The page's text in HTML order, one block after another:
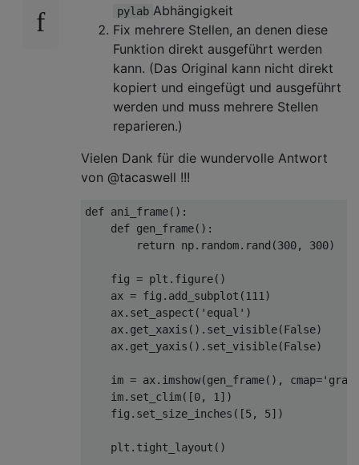
pylab Abhängigkeit
Fix mehrere Stellen, an denen diese
Funktion direkt ausgeführt werden
kann. (Das Original kann nicht direkt
kopiert und eingefügt und ausgeführt
werden und muss mehrere Stellen
reparieren.)
Vielen Dank für die wundervolle Antwort
von @tacaswell !!!
def ani_frame():
def gen_frame():
return np.random.rand(300, 300)
    fig = plt.figure()
    ax = fig.add_subplot(
111 )
    ax.set_aspect(
'equal' )
    ax.get_xaxis().set_visible(
False)
    ax.get_yaxis().set_visible(
False)
    im = ax.imshow(gen_frame(), cmap=
    im.set_clim([
0, 1 ])
    fig.set_size_inches([
5, 5])
    plt.tight_layout()